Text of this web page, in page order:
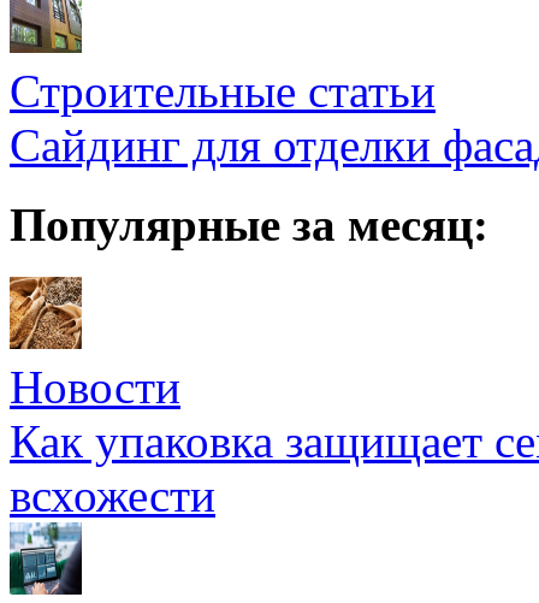
Строительные статьи
Сайдинг для отделки
Популярные за месяц:
Новости
Как упаковка защищает
всхожести